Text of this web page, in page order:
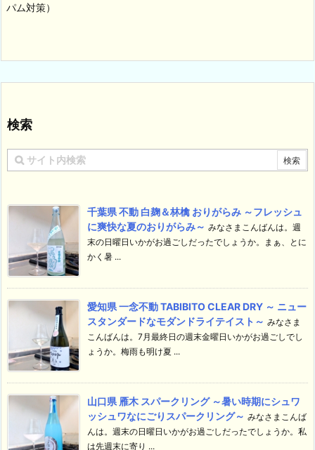
パム対策）
検索
千葉県 不動 白麹＆林檎 おりがらみ ～フレッシュ
に爽快な夏のおりがらみ～ みなさまこんばんは。週
末の日曜日いかがお過ごしだったでしょうか。まぁ、とに
かく暑 ...
愛知県 一念不動 TABIBITO CLEAR DRY ～ ニュー
スタンダードなモダンドライテイスト～ みなさま
こんばんは。7月最終日の週末金曜日いかがお過ごしでし
ょうか。梅雨も明け夏 ...
山口県 雁木 スパークリング ～暑い時期にシュワ
ッシュワなにごりスパークリング～ みなさまこんば
んは。週末の日曜日いかがお過ごしだったでしょうか。私
は先週末に寄り ...